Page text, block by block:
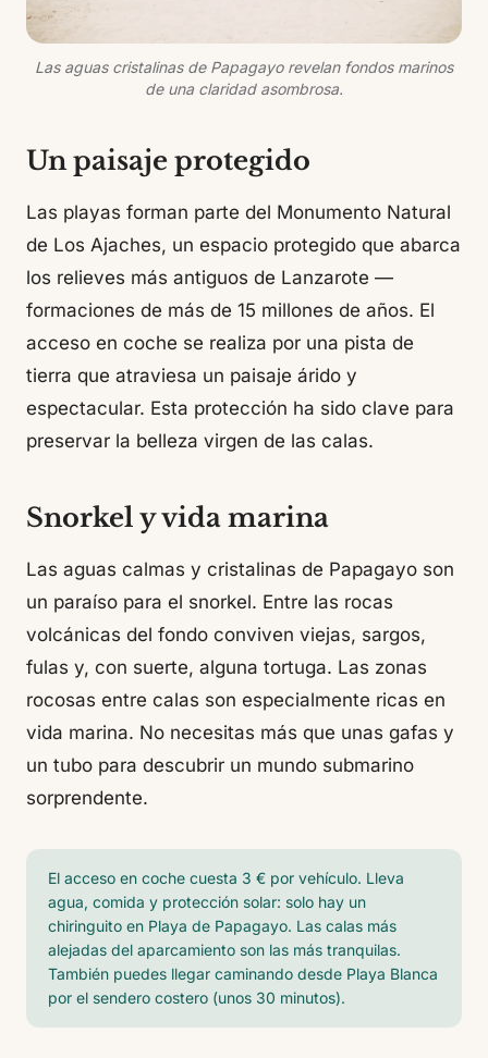
Las aguas cristalinas de Papagayo revelan fondos marinos
de una claridad asombrosa.
Un paisaje protegido
Las playas forman parte del Monumento Natural
de Los Ajaches, un espacio protegido que abarca
los relieves más antiguos de Lanzarote —
formaciones de más de 15 millones de años. El
acceso en coche se realiza por una pista de
tierra que atraviesa un paisaje árido y
espectacular. Esta protección ha sido clave para
preservar la belleza virgen de las calas.
Snorkel y vida marina
Las aguas calmas y cristalinas de Papagayo son
un paraíso para el snorkel. Entre las rocas
volcánicas del fondo conviven viejas, sargos,
fulas y, con suerte, alguna tortuga. Las zonas
rocosas entre calas son especialmente ricas en
vida marina. No necesitas más que unas gafas y
un tubo para descubrir un mundo submarino
sorprendente.
El acceso en coche cuesta 3 € por vehículo. Lleva
agua, comida y protección solar: solo hay un
chiringuito en Playa de Papagayo. Las calas más
alejadas del aparcamiento son las más tranquilas.
También puedes llegar caminando desde Playa Blanca
por el sendero costero (unos 30 minutos).